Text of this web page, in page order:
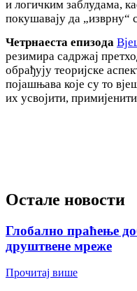
и логичким заблудама,
покушавају да „изврну“
Четрнаеста епизода
резимира садржај
обрађују теоријске
појашњава које су то
их усвојити,
Остале новости
Глобално праћење
друштвене мреже
Прочитај више